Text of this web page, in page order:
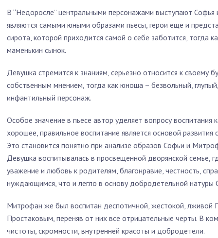
В “Недоросле” центральными персонажами выступают
являются самыми юными образами пьесы, герои еще и
сирота, которой приходится самой о себе заботится, тогда
маменькин сынок.
Девушка стремится к знаниям, серьезно относится к своему
собственным мнением, тогда как юноша – безвольный,
инфантильный персонаж.
Особое значение в пьесе автор уделяет вопросу воспитания
хорошее, правильное воспитание является основой развития
Это становится понятно при анализе образов Софьи и
Девушка воспитывалась в просвещенной дворянской семье,
уважение и любовь к родителям, благонравие, честность,
нуждающимся, что и легло в основу добродетельной натуры
Митрофан же был воспитан деспотичной, жестокой, лживой
Простаковым, переняв от них все отрицательные черты. В
чистоты, скромности, внутренней красоты и добродетели.